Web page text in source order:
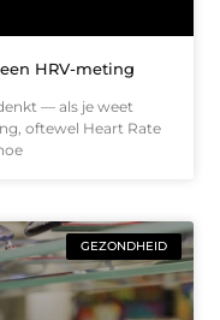
HRV-meting
— als je weet
oftewel Heart Rate
GEZONDHEID